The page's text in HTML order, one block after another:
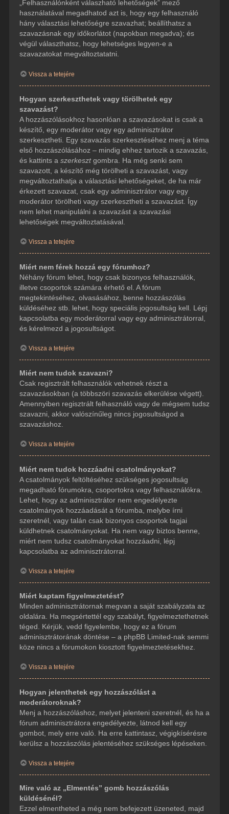
„Felhasználónként válaszható lehetőségek” mező
használatával megadhatod azt is, hogy egy felhasználó
hány választási lehetőségre szavazhat; beállíthatsz a
szavazásnak egy időkorlátot (napokban megadva); és
végül választhatsz, hogy lehetséges legyen-e a
szavazatokat megváltoztatatni.
Vissza a tetejére
Hogyan szerkeszthetek vagy törölhetek egy
szavazást?
A hozzászólásokhoz hasonlóan a szavazásokat is csak a
készítő, egy moderátor vagy egy adminisztrátor
szerkesztheti. Egy szavazás szerkesztéséhez menj a téma
első hozzászólásához – mindig ehhez tartozik a szavazás,
és kattints a szerkesztgombra. Ha még senki sem
szavazott, a készítő még törölheti a szavazást, vagy
megváltoztathatja a választási lehetőségeket, de ha már
érkezett szavazat, csak egy adminisztrátor vagy egy
moderátor törölheti vagy szerkesztheti a szavazást. Így
nem lehet manipulálni a szavazást a szavazási
lehetőségek megváltoztatásával.
Vissza a tetejére
Miért nem férek hozzá egy fórumhoz?
Néhány fórum lehet, hogy csak bizonyos felhasználók,
illetve csoportok számára érhető el. A fórum
megtekintéséhez, olvasásához, benne hozzászólás
küldéséhez stb. lehet, hogy speciális jogosultság kell. Lépj
kapcsolatba egy moderátorral vagy egy adminisztrátorral,
és kérelmezd a jogosultságot.
Vissza a tetejére
Miért nem tudok szavazni?
Csak regisztrált felhasználók vehetnek részt a
szavazásokban (a többszöri szavazás elkerülése végett).
Amennyiben regisztrált felhasználó vagy de mégsem tudsz
szavazni, akkor valószínűleg nincs jogosultságod a
szavazáshoz.
Vissza a tetejére
Miért nem tudok hozzáadni csatolmányokat?
A csatolmányok feltöltéséhez szükséges jogosultság
megadható fórumokra, csoportokra vagy felhasználókra.
Lehet, hogy az adminisztrátor nem engedélyezte
csatolmányok hozzáadását a fórumba, melybe írni
szeretnél, vagy talán csak bizonyos csoportok tagjai
küldhetnek csatolmányokat. Ha nem vagy biztos benne,
miért nem tudsz csatolmányokat hozzáadni, lépj
kapcsolatba az adminisztrátorral.
Vissza a tetejére
Miért kaptam figyelmeztetést?
Minden adminisztrátornak megvan a saját szabályzata az
oldalára. Ha megsértettél egy szabályt, figyelmeztethetnek
téged. Kérjük, vedd figyelembe, hogy ez a fórum
adminisztrátorának döntése – a phpBB Limited-nak semmi
köze nincs a fórumokon kiosztott figyelmeztetésekhez.
Vissza a tetejére
Hogyan jelenthetek egy hozzászólást a
moderátoroknak?
Menj a hozzászóláshoz, melyet jelenteni szeretnél, és ha a
fórum adminisztrátora engedélyezte, látnod kell egy
gombot, mely erre való. Ha erre kattintasz, végigkísérésre
kerülsz a hozzászólás jelentéséhez szükséges lépéseken.
Vissza a tetejére
Mire való az „Elmentés” gomb hozzászólás
küldésénél?
Ezzel elmentheted a még nem befejezett üzeneted, majd